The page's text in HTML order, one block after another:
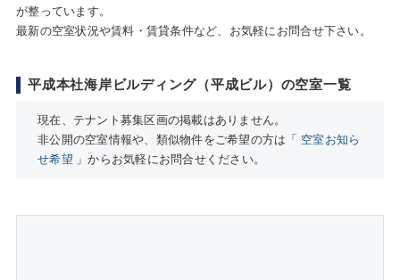
が整っています。
最新の空室状況や賃料・賃貸条件など、お気軽にお問合せ下さい。
平成本社海岸ビルディング（平成ビル）の空室一覧
現在、テナント募集区画の掲載はありません。
非公開の空室情報や、類似物件をご希望の方は「 空室お知ら
せ希望 」からお気軽にお問合せください。